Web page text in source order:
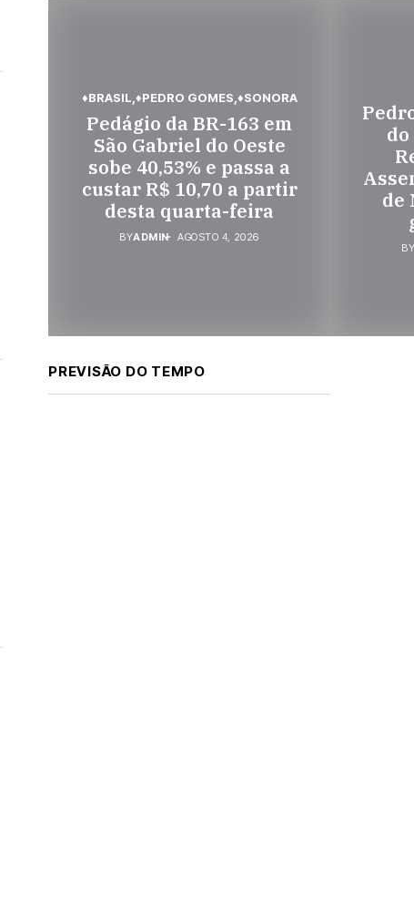
♦BRASIL ♦PEDRO GOMES ♦SONORA
Pedágio da BR-163 em
São Gabriel do Oeste
sobe 40,53% e passa a
custar R$ 10,70 a partir
desta quarta-feira
BYADMIN AGOSTO 4, 2026
de
PREVISÃO DO TEMPO